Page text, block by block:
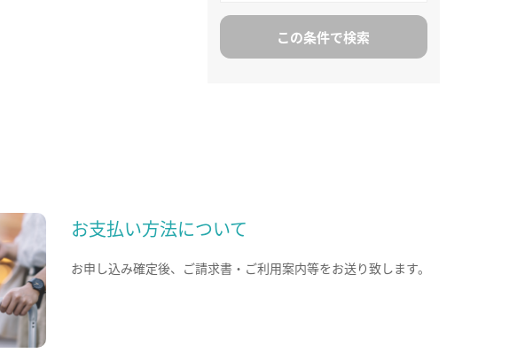
お支払い方法について
お申し込み確定後、ご請求書・ご利用案内等をお送り致します。